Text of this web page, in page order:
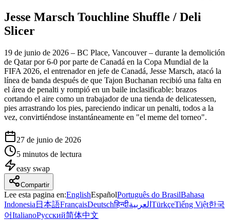
Jesse Marsch Touchline Shuffle / Deli
Slicer
19 de junio de 2026 – BC Place, Vancouver – durante la demolición
de Qatar por 6-0 por parte de Canadá en la Copa Mundial de la
FIFA 2026, el entrenador en jefe de Canadá, Jesse Marsch, atacó la
línea de banda después de que Tajon Buchanan recibió una falta en
el área de penalti y rompió en un baile inclasificable: brazos
cortando el aire como un trabajador de una tienda de delicatessen,
pies arrastrando los pies, pareciendo indicar un penalti, todos a la
vez, convirtiéndose instantáneamente en "el meme del torneo".
27 de junio de 2026
5 minutos de lectura
easy swap
Compartir
Lee esta pagina en:EnglishEspañolPortuguês do BrasilBahasa
Indonesia 日本語FrançaisDeutschहिन्दीالعربية TürkçeTiếng Việt한국
어ItalianoРусский简体中文